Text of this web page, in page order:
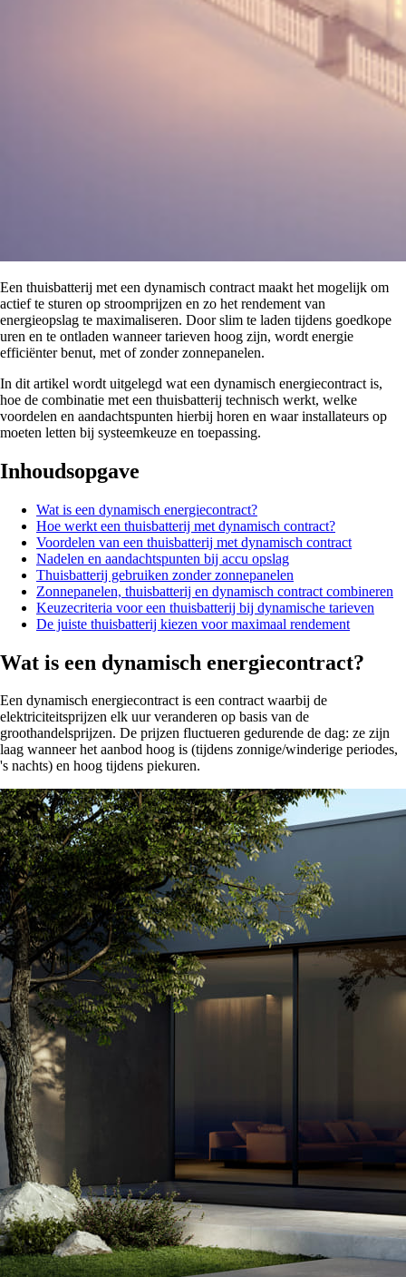
Een thuisbatterij met een dynamisch contract maakt het mogelijk om
actief te sturen op stroomprijzen en zo het rendement van
energieopslag te maximaliseren. Door slim te laden tijdens goedkope
uren en te ontladen wanneer tarieven hoog zijn, wordt energie
efficiënter benut, met of zonder zonnepanelen.
In dit artikel wordt uitgelegd wat een dynamisch energiecontract is,
hoe de combinatie met een thuisbatterij technisch werkt, welke
voordelen en aandachtspunten hierbij horen en waar installateurs op
moeten letten bij systeemkeuze en toepassing.
Inhoudsopgave
Wat is een dynamisch energiecontract?
Hoe werkt een thuisbatterij met dynamisch contract?
Voordelen van een thuisbatterij met dynamisch contract
Nadelen en aandachtspunten bij accu opslag
Thuisbatterij gebruiken zonder zonnepanelen
Zonnepanelen, thuisbatterij en dynamisch contract combineren
Keuzecriteria voor een thuisbatterij bij dynamische tarieven
De juiste thuisbatterij kiezen voor maximaal rendement
Wat is een dynamisch energiecontract?
Een dynamisch energiecontract is een contract waarbij de
elektriciteitsprijzen elk uur veranderen op basis van de
groothandelsprijzen. De prijzen fluctueren gedurende de dag: ze zijn
laag wanneer het aanbod hoog is (tijdens zonnige/winderige periodes,
's nachts) en hoog tijdens piekuren.